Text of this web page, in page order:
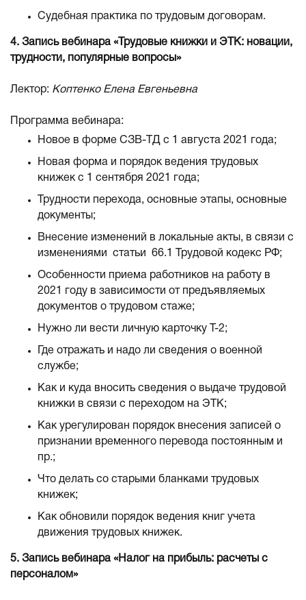
Судебная практика по трудовым договорам.
4. Запись вебинара «Трудовые книжки и ЭТК: новации,
трудности, популярные вопросы»
Лектор: Коптенко Елена Евгеньевна
Программа вебинара:
Новое в форме СЗВ-ТД с 1 августа 2021 года;
Новая форма и порядок ведения трудовых
книжек с 1 сентября 2021 года;
Трудности перехода, основные этапы, основные
документы;
Внесение изменений в локальные акты, в связи с
изменениями статьи 66.1 Трудовой кодекс РФ;
Особенности приема работников на работу в
2021 году в зависимости от предъявляемых
документов о трудовом стаже;
Нужно ли вести личную карточку Т-2;
Где отражать и надо ли сведения о военной
службе;
Как и куда вносить сведения о выдаче трудовой
книжки в связи с переходом на ЭТК;
Как урегулирован порядок внесения записей о
признании временного перевода постоянным и
пр.;
Что делать со старыми бланками трудовых
книжек;
Как обновили порядок ведения книг учета
движения трудовых книжек.
5. Запись вебинара «Налог на прибыль: расчеты с
персоналом»